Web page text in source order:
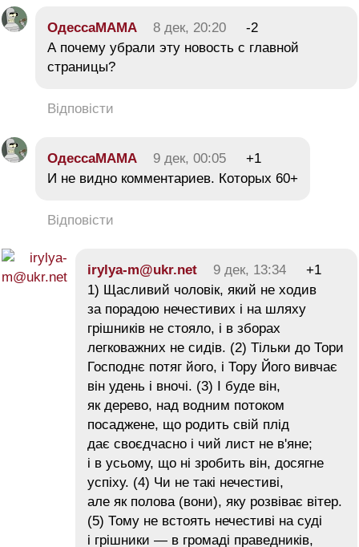
ОдессаМАМА 8 дек, 20:20
-2
А почему убрали эту новость с главной
страницы?
Відповісти
ОдессаМАМА 9 дек, 00:05
+1
И не видно комментариев. Которых 60+
Відповісти
irylya-m@ukr.net 9 дек, 13:34
+1
1) Щасливий чоловік, який не ходив
за порадою нечестивих і на шляху
грішників не стояло, і в зборах
легковажних не сидів. (2) Тільки до Тори
Господнє потяг його, і Тору Його вивчає
він удень і вночі. (3) І буде він,
як дерево, над водним потоком
посаджене, що родить свій плід
дає своєдчасно і чий лист не в'яне;
і в усьому, що ні зробить він, досягне
успіху. (4) Чи не такі нечестиві,
але як полова (вони), яку розвіває вітер.
(5) Тому не встоять нечестиві на суді
і грішники — в громаді праведників,